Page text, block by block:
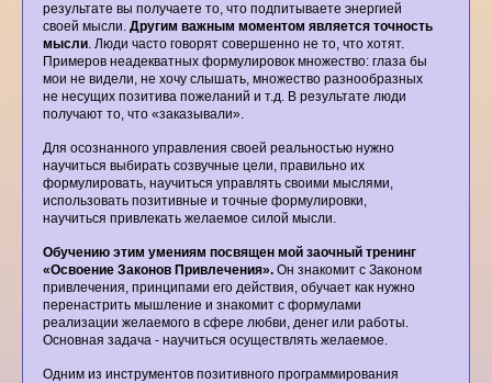
результате вы получаете то, что подпитываете энергией
своей мысли. Другим важным моментом является точность
мысли. Люди часто говорят совершенно не то, что хотят.
Примеров неадекватных формулировок множество: глаза бы
мои не видели, не хочу слышать, множество разнообразных
не несущих позитива пожеланий и т.д. В результате люди
получают то, что «заказывали».
Для осознанного управления своей реальностью нужно
научиться выбирать созвучные цели, правильно их
формулировать, научиться управлять своими мыслями,
использовать позитивные и точные формулировки,
научиться привлекать желаемое силой мысли.
Обучению этим умениям посвящен мой заочный тренинг
«Освоение Законов Привлечения». Он знакомит с Законом
привлечения, принципами его действия, обучает как нужно
перенастрить мышление и знакомит с формулами
реализации желаемого в сфере любви, денег или работы.
Основная задача - научиться осуществлять желаемое.
Одним из инструментов позитивного программирования